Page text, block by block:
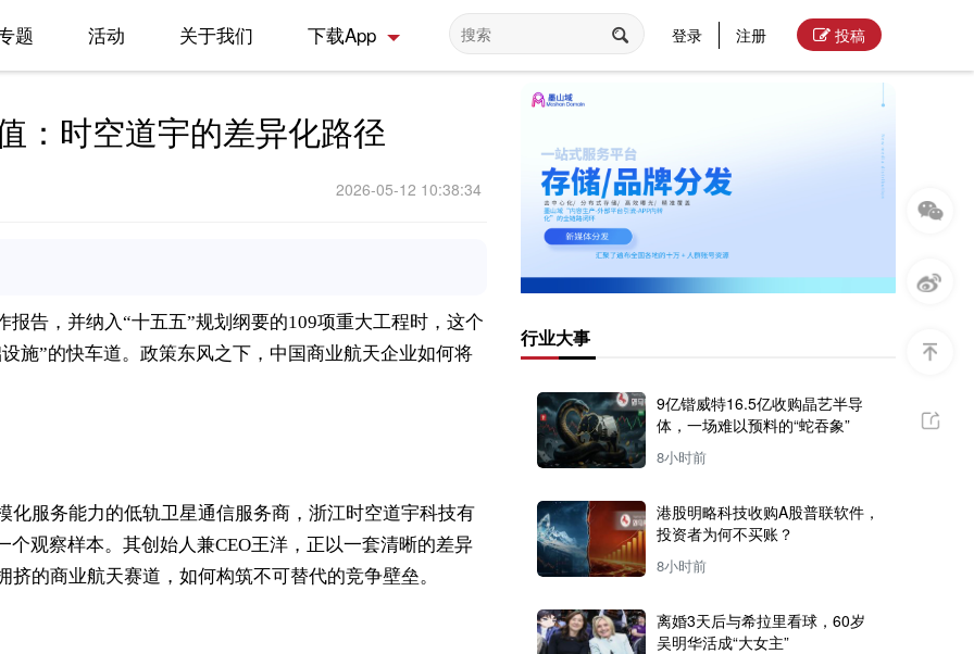
题 活动 关于我们 下载App 登录 注册 投稿
：时空道宇的差异化路径
2026-05-12 10:38:34
告，并纳入“十五五”规划纲要的109项重大工程时，这个
施”的快车道。政策东风之下，中国商业航天企业如何将
化服务能力的低轨卫星通信服务商，浙江时空道宇科技有
观察样本。其创始人兼CEO王洋，正以一套清晰的差异
的商业航天赛道，如何构筑不可替代的竞争壁垒。
行业大事
9亿锴威特16.5亿收购晶艺半导
体，一场难以预料的“蛇吞象”
8小时前
港股明略科技收购A股普联软件，
投资者为何不买账？
8小时前
离婚3天后与希拉里看球，60岁
吴明华活成“大女主”